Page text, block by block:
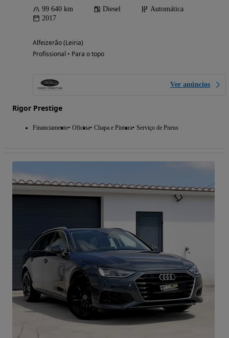
99 640 km Diesel
Automática
2017
Alfeizerão (Leiria)
Profissional • Para o topo
Ver anúncios
Rigor Prestige
Financiamento Oficina Chapa e Pintura Serviço de Pneus